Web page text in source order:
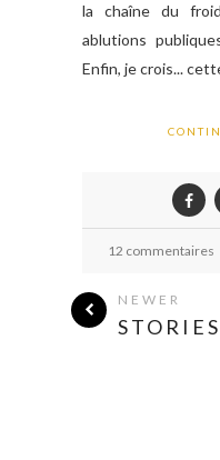
la chaîne du
ablutions
Enfin, je crois...
12 commentaires
NEWER
STORIES